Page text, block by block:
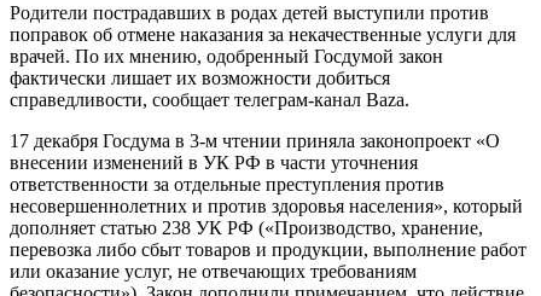
Родители пострадавших в родах детей выступили против
поправок об отмене наказания за некачественные услуги для
врачей. По их мнению, одобренный Госдумой закон
фактически лишает их возможности добиться
справедливости, сообщает телеграм-канал Baza.
17 декабря Госдума в 3-м чтении приняла законопроект «О
внесении изменений в УК РФ в части уточнения
ответственности за отдельные преступления против
несовершеннолетних и против здоровья населения», который
дополняет статью 238 УК РФ («Производство, хранение,
перевозка либо сбыт товаров и продукции, выполнение работ
или оказание услуг, не отвечающих требованиям